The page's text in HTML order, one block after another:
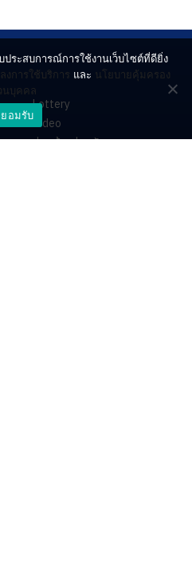
Lottery
Video
ร่วมด้วยช่วยกัน
ระสบการณ์การใช้งานเว็บไซต์ที่ดียิ่ง
งการใช้บริการ และ นโยบายคุ้มครอง
นบุคคล
ยอมรับ